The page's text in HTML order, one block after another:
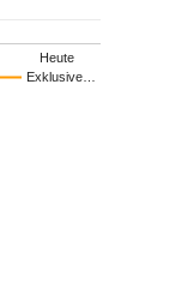
Exklusive…
Heute